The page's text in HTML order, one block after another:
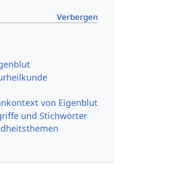
von Eigenblut
und Stichwörter